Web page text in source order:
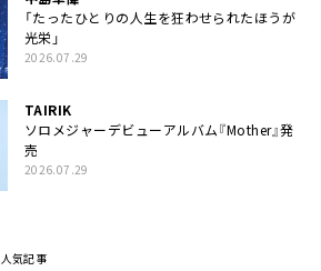
「たったひとりの人生を狂わせられたほうが
光栄」
2026.07.29
TAIRIK
ソロメジャーデビューアルバム『Mother』発
売
2026.07.29
人気記事